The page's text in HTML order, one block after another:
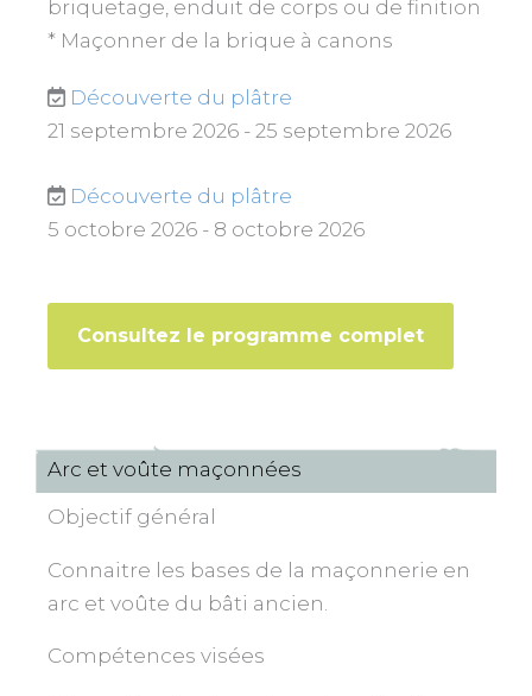
briquetage, enduit de corps ou de finition
* Maçonner de la brique à canons
Découverte du plâtre
21 septembre 2026 - 25 septembre 2026
Découverte du plâtre
5 octobre 2026 - 8 octobre 2026
Consultez le programme complet
Arc et voûte maçonnées
Objectif général
Connaitre les bases de la maçonnerie en
arc et voûte du bâti ancien.
Compétences visées